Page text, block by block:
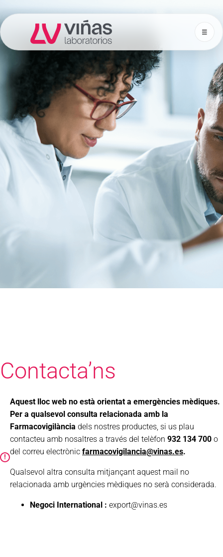
Laboratorios Viñas ☰
Contacta’ns
!
Aquest lloc web no està orientat a emergències mèdiques.
Per a qualsevol consulta relacionada amb la
Farmacovigilància dels nostres productes, si us plau
contacteu amb nosaltres a través del telèfon 932 134 700 o
del correu electrònic farmacovigilancia@vinas.es.
Qualsevol altra consulta mitjançant aquest mail no
relacionada amb urgències mèdiques no serà considerada.
Negoci International : export@vinas.es